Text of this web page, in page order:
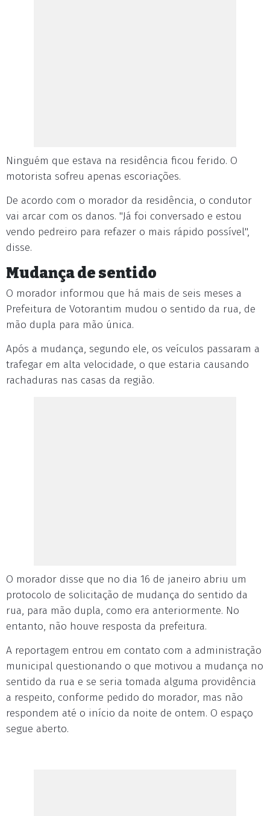
Ninguém que estava na residência ficou ferido. O
motorista sofreu apenas escoriações.
De acordo com o morador da residência, o condutor
vai arcar com os danos. "Já foi conversado e estou
vendo pedreiro para refazer o mais rápido possível",
disse.
Mudança de sentido
O morador informou que há mais de seis meses a
Prefeitura de Votorantim mudou o sentido da rua, de
mão dupla para mão única.
Após a mudança, segundo ele, os veículos passaram a
trafegar em alta velocidade, o que estaria causando
rachaduras nas casas da região.
O morador disse que no dia 16 de janeiro abriu um
protocolo de solicitação de mudança do sentido da
rua, para mão dupla, como era anteriormente. No
entanto, não houve resposta da prefeitura.
A reportagem entrou em contato com a administração
municipal questionando o que motivou a mudança no
sentido da rua e se seria tomada alguma providência
a respeito, conforme pedido do morador, mas não
respondem até o início da noite de ontem. O espaço
segue aberto.